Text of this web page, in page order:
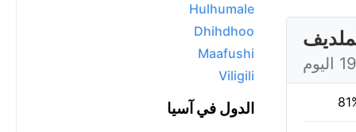
Hulhumale
Dhihdhoo
Maafushi
Viligili
الدول في آسيا